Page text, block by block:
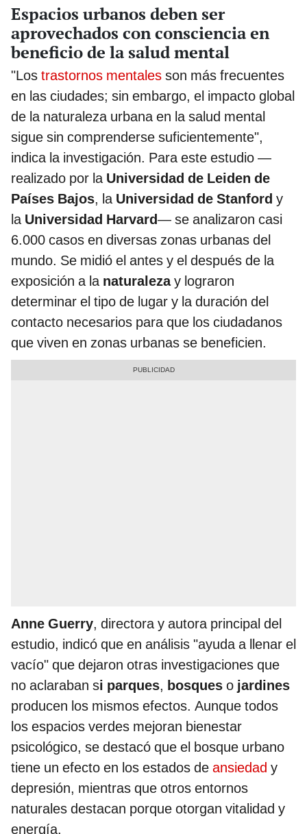
Espacios urbanos deben ser
aprovechados con consciencia en
beneficio de la salud mental
"Los trastornos mentales son más frecuentes
en las ciudades; sin embargo, el impacto global
de la naturaleza urbana en la salud mental
sigue sin comprenderse suficientemente",
indica la investigación. Para este estudio —
realizado por laUniversidad de Leiden de
Países Bajos, la Universidad de Stanford y
la Universidad Harvard— se analizaron casi
6.000 casos en diversas zonas urbanas del
mundo. Se midió el antes y el después de la
exposición a lanaturalezay lograron
determinar el tipo de lugar y la duración del
contacto necesarios para que los ciudadanos
que viven en zonas urbanas se beneficien.
Anne Guerry, directora y autora principal del
estudio, indicó que en análisis "ayuda a llenar el
vacío" que dejaron otras investigaciones que
no aclaraban si parques, bosques o jardines
producen los mismos efectos. Aunque todos
los espacios verdes mejoran bienestar
psicológico, se destacó que el bosque urbano
tiene un efecto en los estados de ansiedad y
depresión, mientras que otros entornos
naturales destacan porque otorgan vitalidad y
energía.